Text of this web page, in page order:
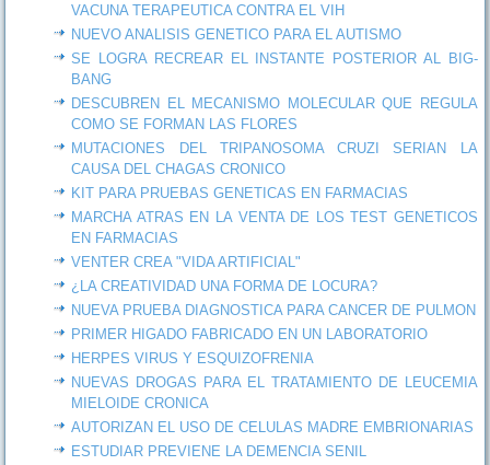
VACUNA TERAPEUTICA CONTRA EL VIH
NUEVO ANALISIS GENETICO PARA EL AUTISMO
SE LOGRA RECREAR EL INSTANTE POSTERIOR AL BIG-
BANG
DESCUBREN EL MECANISMO MOLECULAR QUE REGULA
COMO SE FORMAN LAS FLORES
MUTACIONES DEL TRIPANOSOMA CRUZI SERIAN LA
CAUSA DEL CHAGAS CRONICO
KIT PARA PRUEBAS GENETICAS EN FARMACIAS
MARCHA ATRAS EN LA VENTA DE LOS TEST GENETICOS
EN FARMACIAS
VENTER CREA "VIDA ARTIFICIAL"
¿LA CREATIVIDAD UNA FORMA DE LOCURA?
NUEVA PRUEBA DIAGNOSTICA PARA CANCER DE PULMON
PRIMER HIGADO FABRICADO EN UN LABORATORIO
HERPES VIRUS Y ESQUIZOFRENIA
NUEVAS DROGAS PARA EL TRATAMIENTO DE LEUCEMIA
MIELOIDE CRONICA
AUTORIZAN EL USO DE CELULAS MADRE EMBRIONARIAS
ESTUDIAR PREVIENE LA DEMENCIA SENIL